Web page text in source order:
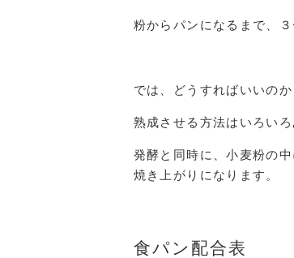
粉からパンになるまで、
では、どうすればいいのか
熟成させる方法はいろい
発酵と同時に、小麦粉の
焼き上がりになります。
食パン配合表